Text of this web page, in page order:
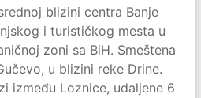
blizini centra Banje
i turističkog mesta u
zoni sa BiH. Smeštena
u blizini reke Drine.
između Loznice, udaljene 6